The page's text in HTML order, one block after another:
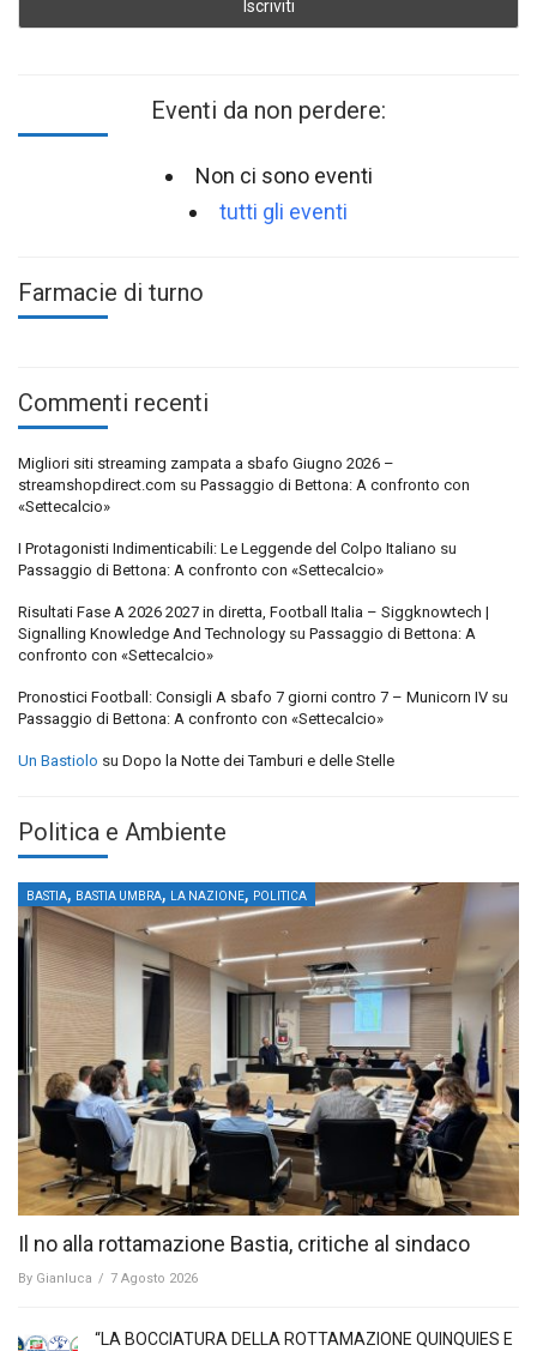
Eventi da non perdere:
Non ci sono eventi
tutti gli eventi
Farmacie di turno
Commenti recenti
Migliori siti streaming zampata a sbafo Giugno 2026 –
streamshopdirect.com su Passaggio di Bettona: A confronto con
«Settecalcio»
I Protagonisti Indimenticabili: Le Leggende del Colpo Italiano su
Passaggio di Bettona: A confronto con «Settecalcio»
Risultati Fase A 2026 2027 in diretta, Football Italia – Siggknowtech |
Signalling Knowledge And Technology su Passaggio di Bettona: A
confronto con «Settecalcio»
Pronostici Football: Consigli A sbafo 7 giorni contro 7 – Municorn IV su
Passaggio di Bettona: A confronto con «Settecalcio»
Un Bastiolo su Dopo la Notte dei Tamburi e delle Stelle
Politica e Ambiente
BASTIA, BASTIA UMBRA, LA NAZIONE, POLITICA
Il no alla rottamazione Bastia, critiche al sindaco
By Gianluca / 7 Agosto 2026
“LA BOCCIATURA DELLA ROTTAMAZIONE QUINQUIES E